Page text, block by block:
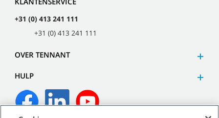
+31 (0) 413 241 111
+31 (0) 413 241 111
OVER TENNANT
HULP